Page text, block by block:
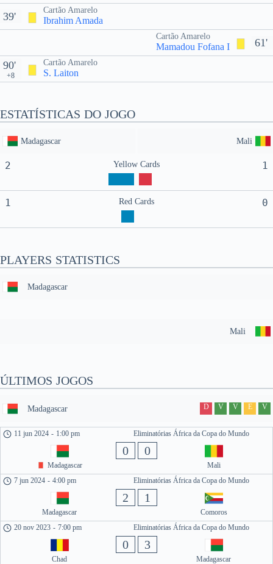
Cartão Amarelo
Ibrahim Amada
39'
61'
Cartão Amarelo
Mamadou Fofana I
Cartão Amarelo
S. Laiton
90'
+8
ESTATÍSTICAS DO JOGO
Madagascar Mali
2 Yellow Cards 1
1 Red Cards 0
PLAYERS STATISTICS
Madagascar
Mali
ÚLTIMOS JOGOS
Madagascar D V V E V
Eliminatórias África da Copa do Mundo
11 jun 2024 - 1:00 pm
Madagascar
0 0
Mali
Eliminatórias África da Copa do Mundo
7 jun 2024 - 4:00 pm
Madagascar
2 1
Comoros
Eliminatórias África da Copa do Mundo
20 nov 2023 - 7:00 pm
Chad
0 3
Madagascar